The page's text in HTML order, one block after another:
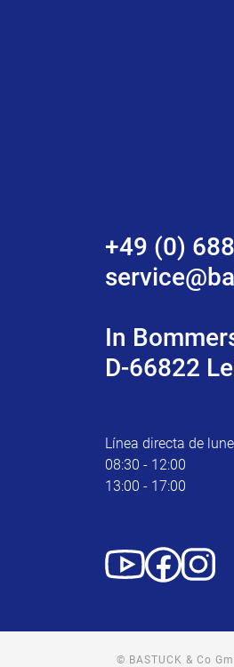
+49 (0)
In
D-66822
Línea directa de
08:30 - 12:00
13:00 - 17:00
© BASTUCK & Co